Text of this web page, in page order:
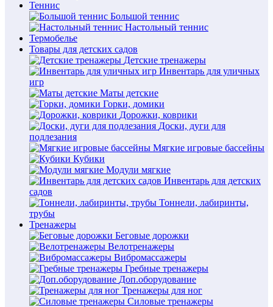
Теннис
Большой теннис
Настольный теннис
Термобелье
Товары для детских садов
Детские тренажеры
Инвентарь для уличных
игр
Маты детские
Горки, домики
Дорожки, коврики
Доски, дуги для
подлезания
Мягкие игровые бассейны
Кубики
Модули мягкие
Инвентарь для детских
садов
Тоннели, лабиринты,
трубы
Тренажеры
Беговые дорожки
Велотренажеры
Вибромассажеры
Гребные тренажеры
Доп.оборудование
Тренажеры для ног
Силовые тренажеры